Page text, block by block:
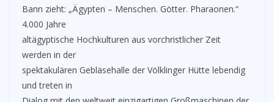
Bann zieht: „Ägypten – Menschen. Götter. Pharaonen.“
4.000 Jahre
altägyptische Hochkulturen aus vorchristlicher Zeit
werden in der
spektakulären Gebläsehalle der Völklinger Hütte lebendig
und treten in